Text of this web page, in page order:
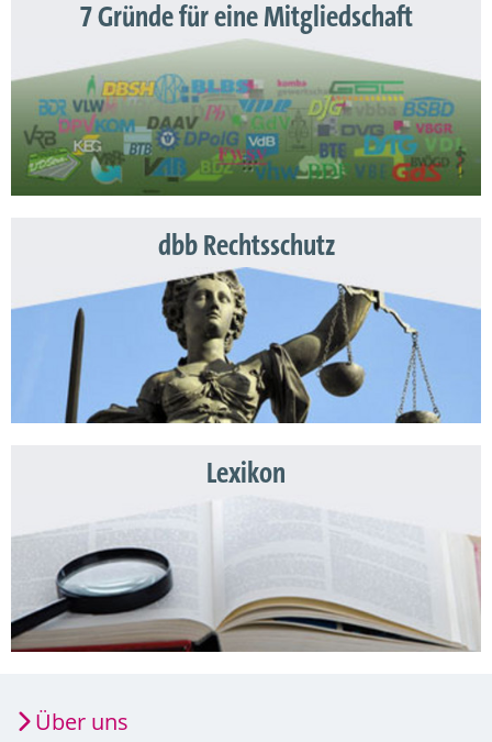
7 Gründe für eine Mitgliedschaft
dbb Rechtsschutz
Lexikon
Über uns